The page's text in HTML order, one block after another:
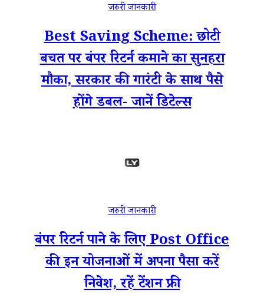
जरुरी जानकारी
Best Saving Scheme: छोटी
बचत पर बंपर रिटर्न कमाने का सुनहरा
मौका, सरकार की गारंटी के साथ पैसे
होंगे डबल- जानें डिटेल्स
जरुरी जानकारी
बंपर रिटर्न पाने के लिए Post Office
की इन योजनाओं में अपना पैसा करें
निवेश, रहें टेंशन फ्री